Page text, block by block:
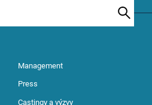
Management
Press
Castingy a výzvy